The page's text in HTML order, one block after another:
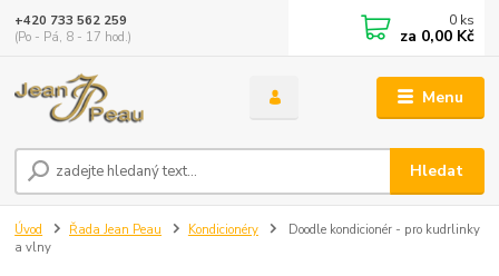
Menu
Hledat
+420 733 562 259
(Po - Pá, 8 - 17 hod.)
0 ks
za 0,00 Kč
Úvod Řada Jean Peau Kondicionéry
Doodle kondicionér - pro kudrlinky
a vlny